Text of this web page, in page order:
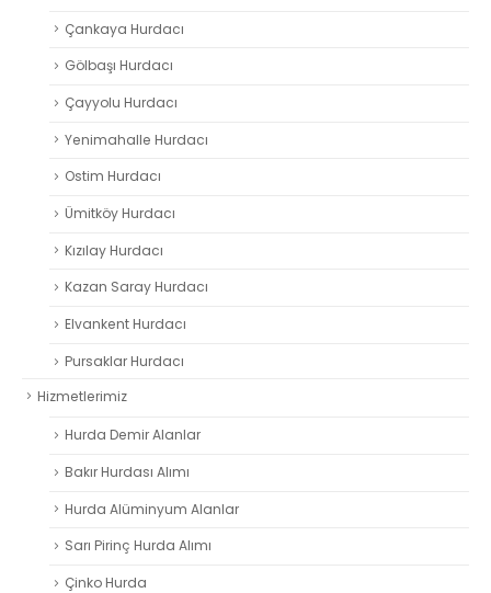
Çankaya Hurdacı
Gölbaşı Hurdacı
Çayyolu Hurdacı
Yenimahalle Hurdacı
Ostim Hurdacı
Ümitköy Hurdacı
Kızılay Hurdacı
Kazan Saray Hurdacı
Elvankent Hurdacı
Pursaklar Hurdacı
Hizmetlerimiz
Hurda Demir Alanlar
Bakır Hurdası Alımı
Hurda Alüminyum Alanlar
Sarı Pirinç Hurda Alımı
Çinko Hurda